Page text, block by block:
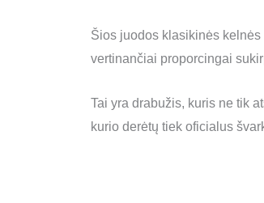
Šios juodos klasikinės
vertinančiai proporcingai
Tai yra drabužis, kuris ne tik
kurio derėtų tiek oficialus